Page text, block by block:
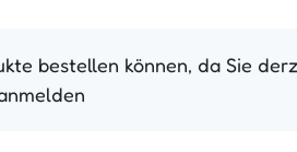
bestellen können, da Sie